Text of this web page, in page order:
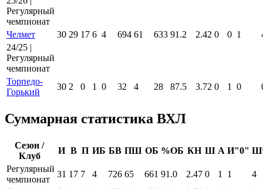
Регулярный
чемпионат
Челмет
30 29 17 6 4 694 61 633 91.2 2.42 0 0 1
24/25 |
Регулярный
чемпионат
Торпедо-
Горький
30 2 0 1 0 32 4 28 87.5 3.72 0 1 0
Суммарная статистика ВХЛ
Сезон /
Клуб
И В П ИБ БВ ПШ ОБ %ОБ КН Ш А И"0"
Регулярный
чемпионат
31 17 7 4 726 65 661 91.0 2.47 0 1 1
4